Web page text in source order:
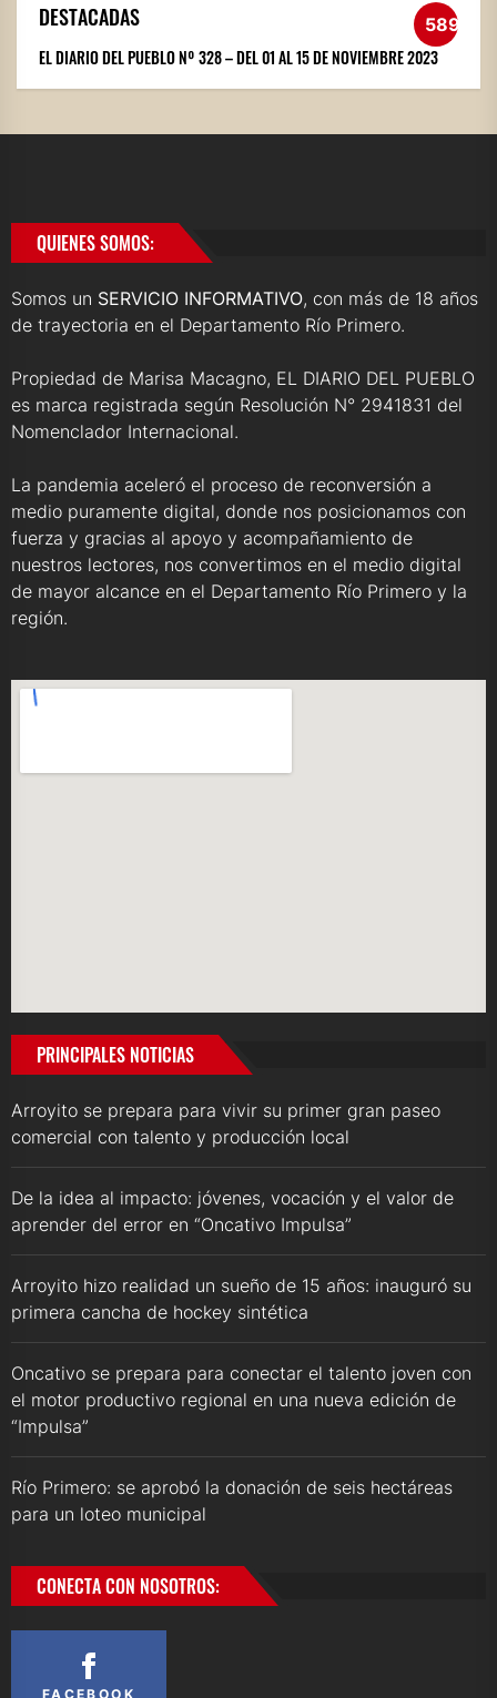
DESTACADAS 589
EL DIARIO DEL PUEBLO Nº 328 – DEL 01 AL 15 DE NOVIEMBRE 2023
QUIENES SOMOS:
Somos un SERVICIO INFORMATIVO, con más de 18 años
de trayectoria en el Departamento Río Primero.
Propiedad de Marisa Macagno, EL DIARIO DEL PUEBLO
es marca registrada según Resolución N° 2941831 del
Nomenclador Internacional.
La pandemia aceleró el proceso de reconversión a
medio puramente digital, donde nos posicionamos con
fuerza y gracias al apoyo y acompañamiento de
nuestros lectores, nos convertimos en el medio digital
de mayor alcance en el Departamento Río Primero y la
región.
PRINCIPALES NOTICIAS
Arroyito se prepara para vivir su primer gran paseo
comercial con talento y producción local
De la idea al impacto: jóvenes, vocación y el valor de
aprender del error en “Oncativo Impulsa”
Arroyito hizo realidad un sueño de 15 años: inauguró su
primera cancha de hockey sintética
Oncativo se prepara para conectar el talento joven con
el motor productivo regional en una nueva edición de
“Impulsa”
Río Primero: se aprobó la donación de seis hectáreas
para un loteo municipal
CONECTA CON NOSOTROS:
FACEBOOK